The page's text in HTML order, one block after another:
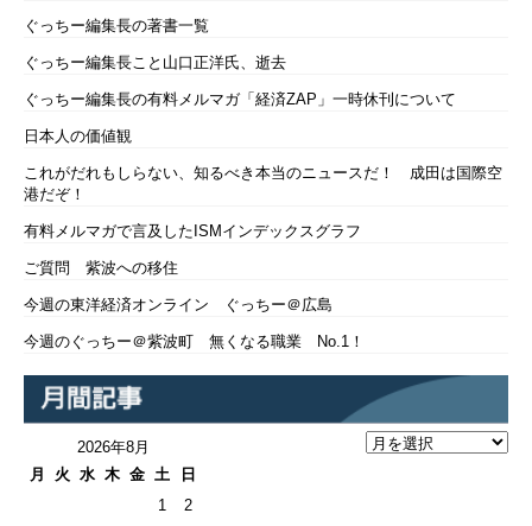
ぐっちー編集長の著書一覧
ぐっちー編集長こと山口正洋氏、逝去
ぐっちー編集長の有料メルマガ「経済ZAP」一時休刊について
日本人の価値観
これがだれもしらない、知るべき本当のニュースだ！ 成田は国際空
港だぞ！
有料メルマガで言及したISMインデックスグラフ
ご質問 紫波への移住
今週の東洋経済オンライン ぐっちー＠広島
今週のぐっちー＠紫波町 無くなる職業 No.1！
2026年8月
月
火 水 木 金 土 日
1
2